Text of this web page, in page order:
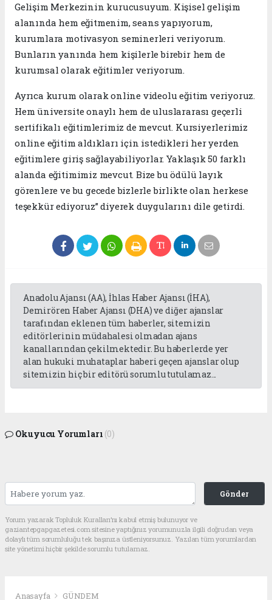
Gelişim Merkezinin kurucusuyum. Kişisel gelişim
alanında hem eğitmenim, seans yapıyorum,
kurumlara motivasyon seminerleri veriyorum.
Bunların yanında hem kişilerle birebir hem de
kurumsal olarak eğitimler veriyorum.
Ayrıca kurum olarak online videolu eğitim veriyoruz.
Hem üniversite onaylı hem de uluslararası geçerli
sertifikalı eğitimlerimiz de mevcut. Kursiyerlerimiz
online eğitim aldıkları için istedikleri her yerden
eğitimlere giriş sağlayabiliyorlar. Yaklaşık 50 farklı
alanda eğitimimiz mevcut. Bize bu ödülü layık
görenlere ve bu gecede bizlerle birlikte olan herkese
teşekkür ediyoruz” diyerek duygularını dile getirdi.
Anadolu Ajansı (AA), İhlas Haber Ajansı (İHA),
Demirören Haber Ajansı (DHA) ve diğer ajanslar
tarafından eklenen tüm haberler, sitemizin
editörlerinin müdahalesi olmadan ajans
kanallarından çekilmektedir. Bu haberlerde yer
alan hukuki muhataplar haberi geçen ajanslar olup
sitemizin hiç bir editörü sorumlu tutulamaz...
Okuyucu Yorumları (0)
Gönder
Yorum yazarak Topluluk Kuralları’nı kabul etmiş bulunuyor ve
gaziantepgapgazetesi.com sitesine yaptığınız yorumunuzla ilgili doğrudan veya
dolaylı tüm sorumluluğu tek başınıza üstleniyorsunuz. Yazılan tüm yorumlardan
site yönetimi hiçbir şekilde sorumlu tutulamaz.
Anasayfa GÜNDEM